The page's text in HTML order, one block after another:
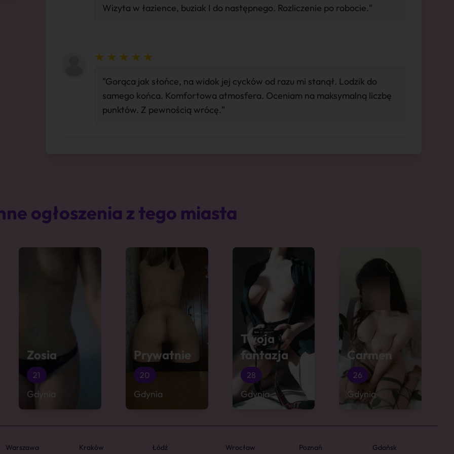
Wizyta w łazience, buziak I do następnego. Rozliczenie po robocie."
"Gorąca jak słońce, na widok jej cycków od razu mi stanął. Lodzik do
samego końca. Komfortowa atmosfera. Oceniam na maksymalną liczbę
punktów. Z pewnością wrócę."
ogłoszenia z tego miasta
Zosia
21
Gdynia
Prywatnie
20
Gdynia
Twoja
fantazja
28
Gdynia
Carmen
26
Gdynia
Warszawa Kraków Łódź Wrocław Poznań Gdańsk